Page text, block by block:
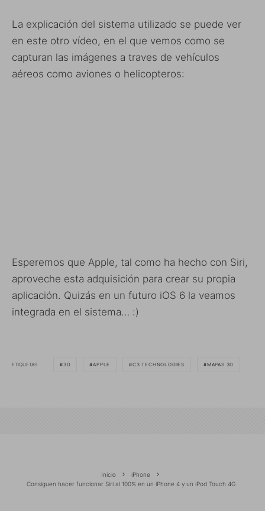
La explicación del sistema utilizado se puede ver
en este otro vídeo, en el que vemos como se
capturan las imágenes a traves de vehículos
aéreos como aviones o helicopteros:
Esperemos que Apple, tal como ha hecho con Siri,
aproveche esta adquisición para crear su propia
aplicación. Quizás en un futuro iOS 6 la veamos
integrada en el sistema… :)
ETIQUETAS 3D APPLE C3 TECHNOLOGIES MAPAS 3D
Inicio
iPhone
Consiguen hacer funcionar Siri al 100% en un iPhone 4 y un iPod Touch 4G